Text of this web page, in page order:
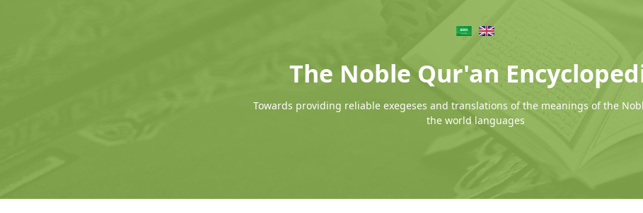
The Noble Qur'an
Towards providing reliable exegeses and translations of the meanings of the
the world languages